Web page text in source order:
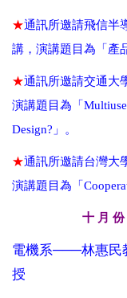
★通訊所邀請飛信半
講，演講題目為「產
★通訊所邀請交通大
演講題目為 「
Design?」
。
★通訊所邀請台灣大
演講題目為 「
十 月
電機系───林惠民
授